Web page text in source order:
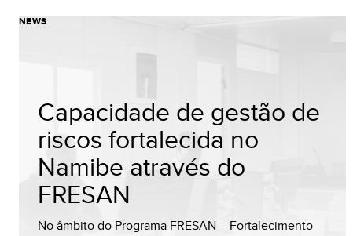
NEWS
Capacidade de gestão de
riscos fortalecida no
Namibe através do
FRESAN
No âmbito do Programa FRESAN – Fortalecimento